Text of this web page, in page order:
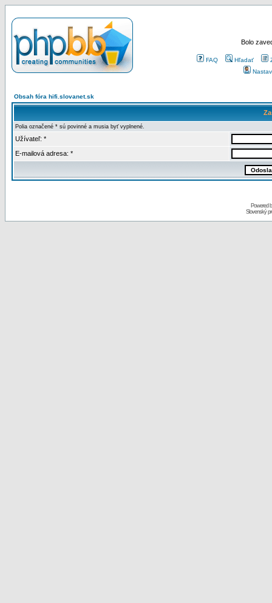
Bolo
FAQ Hľadať
Obsah fóra hifi.slovanet.sk
Polia označené * sú povinné a musia byť vyplnené.
Užívateľ: *
E-mailová adresa: *
Powered
Slovenský